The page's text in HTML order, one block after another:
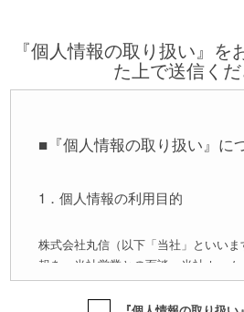
『個人情報の取り扱い』を
た上で送信くだ
■『個人情報の取り扱い』に
1．個人情報の利用目的
株式会社丸信（以下「当社」といい
報を、当社営業との面談、当社ホー
客様より、氏名・Eメールアドレス・
の個人情報をいただくことがあります